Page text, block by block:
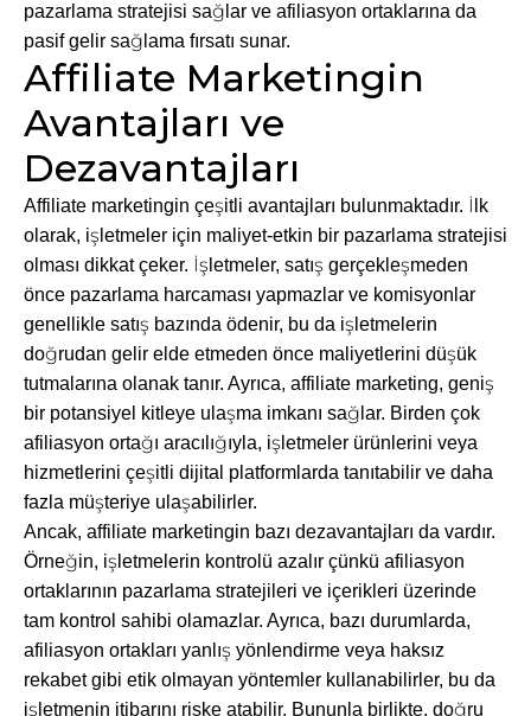
pazarlama stratejisi sağlar ve afiliasyon ortaklarına da
pasif gelir sağlama fırsatı sunar.
Affiliate Marketingin
Avantajları ve
Dezavantajları
Affiliate marketingin çeşitli avantajları bulunmaktadır. İlk
olarak, işletmeler için maliyet-etkin bir pazarlama stratejisi
olması dikkat çeker. İşletmeler, satış gerçekleşmeden
önce pazarlama harcaması yapmazlar ve komisyonlar
genellikle satış bazında ödenir, bu da işletmelerin
doğrudan gelir elde etmeden önce maliyetlerini düşük
tutmalarına olanak tanır. Ayrıca, affiliate marketing, geniş
bir potansiyel kitleye ulaşma imkanı sağlar. Birden çok
afiliasyon ortağı aracılığıyla, işletmeler ürünlerini veya
hizmetlerini çeşitli dijital platformlarda tanıtabilir ve daha
fazla müşteriye ulaşabilirler.
Ancak, affiliate marketingin bazı dezavantajları da vardır.
Örneğin, işletmelerin kontrolü azalır çünkü afiliasyon
ortaklarının pazarlama stratejileri ve içerikleri üzerinde
tam kontrol sahibi olamazlar. Ayrıca, bazı durumlarda,
afiliasyon ortakları yanlış yönlendirme veya haksız
rekabet gibi etik olmayan yöntemler kullanabilirler, bu da
işletmenin itibarını riske atabilir. Bununla birlikte, doğru